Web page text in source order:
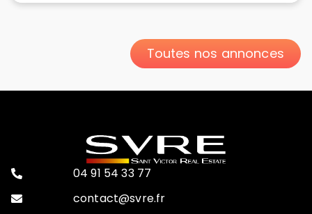
Toutes nos annonces
04 91 54 33 77
contact@svre.fr